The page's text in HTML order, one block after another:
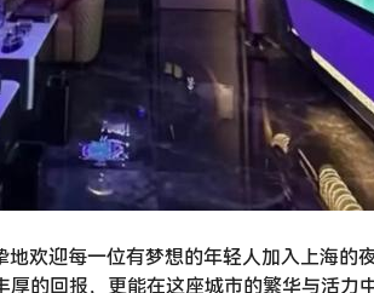
地欢迎每一位有梦想的年轻人加入上海的
的回报，更能在这座城市的繁华与活力